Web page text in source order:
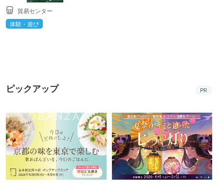
貿易センター
体験・遊び
ピックアップ PR